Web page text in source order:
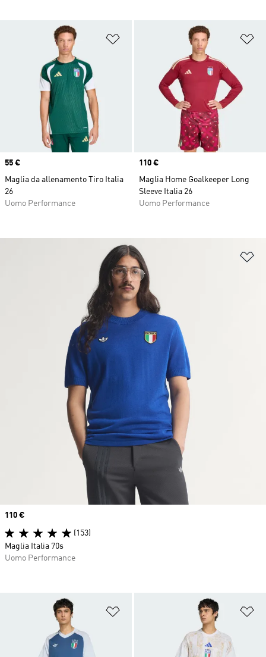
Aggiungi alla lista dei desideri
Price
55 €
Maglia da allenamento Tiro Italia
26
Uomo Performance
Price
110 €
Maglia Home Goalkeeper Long
Sleeve Italia 26
Uomo Performance
Aggiungi alla lista dei desideri
Price
110 €
(153)
Maglia Italia 70s
Uomo Performance